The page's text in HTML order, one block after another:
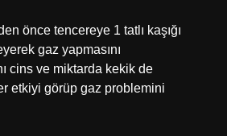
önce tencereye 1 tatlı kaşığı
gaz yapmasını
cins ve miktarda kekik de
etkiyi görüp gaz problemini